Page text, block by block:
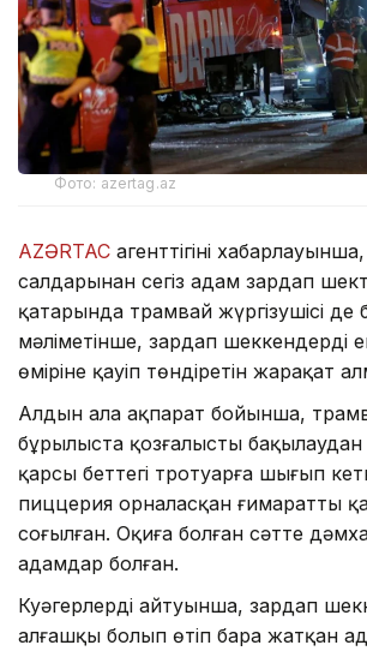
Фото: azertag.az
AZƏRTAC агенттігінің
салдарынан сегіз адам зардап
қатарында трамвай жүргізушісі де
мәліметінше, зардап шеккендердің
өміріне қауіп төндіретін жарақат
Алдын ала ақпарат бойынша,
бұрылыста қозғалысты
қарсы беттегі тротуарға шығып
пиццерия орналасқан ғимараттың
соғылған. Оқиға болған сәтте
адамдар болған.
Куәгерлердің айтуынша, зардап
алғашқы болып өтіп бара жатқан